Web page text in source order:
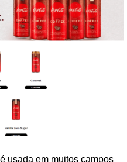
usada em muitos campos